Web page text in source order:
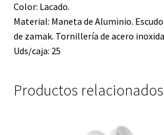
Color: Lacado.
Material: Maneta de Aluminio.
de zamak. Tornillería de acero
Uds/caja: 25
Productos relacionados